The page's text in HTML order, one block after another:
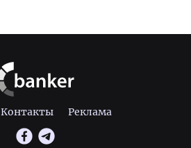
Контакты Реклама